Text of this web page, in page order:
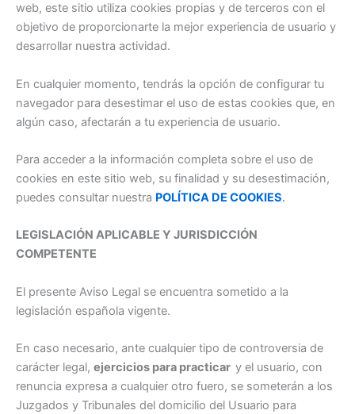
web, este sitio utiliza cookies propias y de terceros con el
objetivo de proporcionarte la mejor experiencia de usuario y
desarrollar nuestra actividad.
En cualquier momento, tendrás la opción de configurar tu
navegador para desestimar el uso de estas cookies que, en
algún caso, afectarán a tu experiencia de usuario.
Para acceder a la información completa sobre el uso de
cookies en este sitio web, su finalidad y su desestimación,
puedes consultar nuestra POLÍTICA DE COOKIES.
LEGISLACIÓN APLICABLE Y JURISDICCIÓN
COMPETENTE
El presente Aviso Legal se encuentra sometido a la
legislación española vigente.
En caso necesario, ante cualquier tipo de controversia de
carácter legal, ejercicios para practicar y el usuario, con
renuncia expresa a cualquier otro fuero, se someterán a los
Juzgados y Tribunales del domicilio del Usuario para